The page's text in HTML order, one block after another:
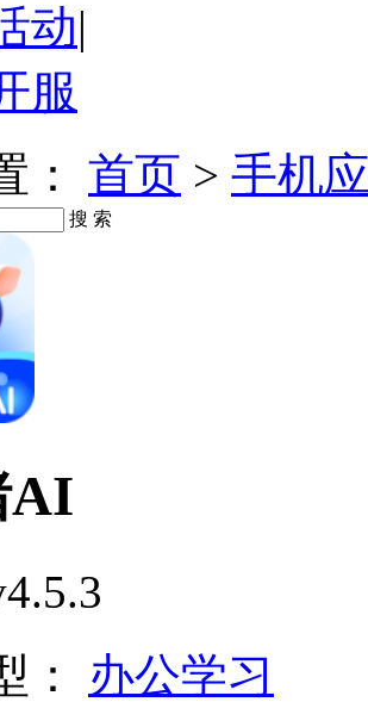
动|
服
： 首页 > 手机
搜 索
AI
： 办公学习